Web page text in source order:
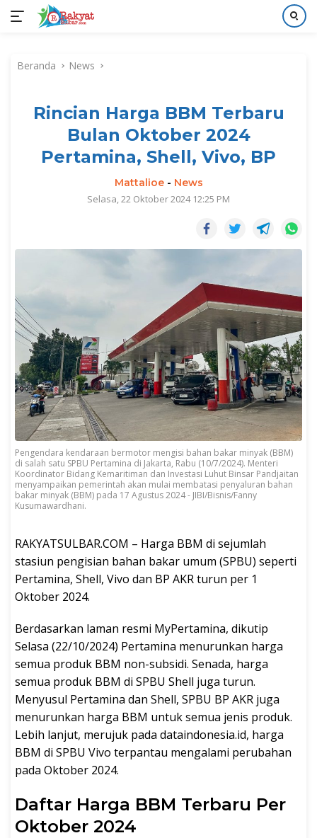
kontenBeranda News
Rincian Harga BBM Terbaru
Bulan Oktober 2024
Pertamina, Shell, Vivo, BP
Mattalioe- News
Selasa, 22 Oktober 2024 12:25 PM
Pengendara kendaraan bermotor mengisi bahan bakar minyak (BBM)
di salah satu SPBU Pertamina di Jakarta, Rabu (10/7/2024). Menteri
Koordinator Bidang Kemaritiman dan Investasi Luhut Binsar Pandjaitan
menyampaikan pemerintah akan mulai membatasi penyaluran bahan
bakar minyak (BBM) pada 17 Agustus 2024 - JIBI/Bisnis/Fanny
Kusumawardhani.
RAKYATSULBAR.COM – Harga BBM di sejumlah
stasiun pengisian bahan bakar umum (SPBU) seperti
Pertamina, Shell, Vivo dan BP AKR turun per 1
Oktober 2024.
Berdasarkan laman resmi MyPertamina, dikutip
Selasa (22/10/2024) Pertamina menurunkan harga
semua produk BBM non-subsidi. Senada, harga
semua produk BBM di SPBU Shell juga turun.
Menyusul Pertamina dan Shell, SPBU BP AKR juga
menurunkan harga BBM untuk semua jenis produk.
Lebih lanjut, merujuk pada dataindonesia.id, harga
BBM di SPBU Vivo terpantau mengalami perubahan
pada Oktober 2024.
Daftar Harga BBM Terbaru Per
Oktober 2024